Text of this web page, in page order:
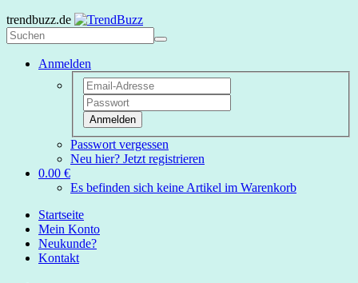
trendbuzz.de
Anmelden
Anmelden
Passwort vergessen
Neu hier? Jetzt registrieren
0.00 €
Es befinden sich keine Artikel im Warenkorb
Startseite
Mein Konto
Neukunde?
Kontakt